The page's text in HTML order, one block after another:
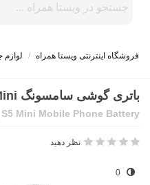
فروشگاه اینترنتی ویستا همراه / لوازم
باتری گوشی سامسونگ S5 Mini
Mini Mobile Phone Battery
نظر دهید
0